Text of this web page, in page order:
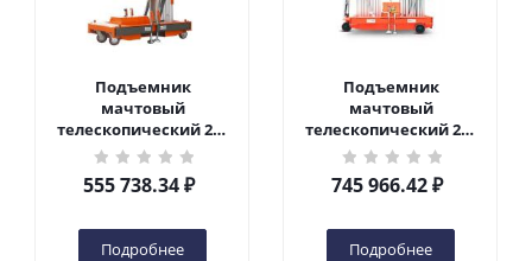
Подъемник
мачтовый
телескопический 200
кг 6 м TOR GTWY6-200S
DC 2-мачтовый
(автономный) (G) в
555 738.34₽
Подробнее
Подъемник
мачтовый
телескопический 200
кг 10 м TOR GTWY10-
200S DC 2-мачтовый
(автономный) (N) в
745 966.42₽
Подробнее